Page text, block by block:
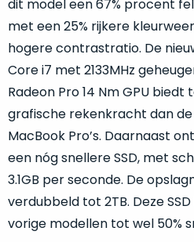
dit model een 67% procent
met een 25% rijkere
hogere contrastratio. De
Core i7 met 2133MHz
Radeon Pro 14 Nm GPU biedt
grafische rekenkracht dan
MacBook Pro’s. Daarnaast
een nóg snellere SSD, met
3.1GB per seconde. De
verdubbeld tot 2TB. Deze
vorige modellen tot wel 50%
toebehoren.
Ga
jij
voor
een
met
het
label
“ongebruikt,
doos
is
geopend,
echter
is
product
nog
nieuw
in
de
verpakking.
veel